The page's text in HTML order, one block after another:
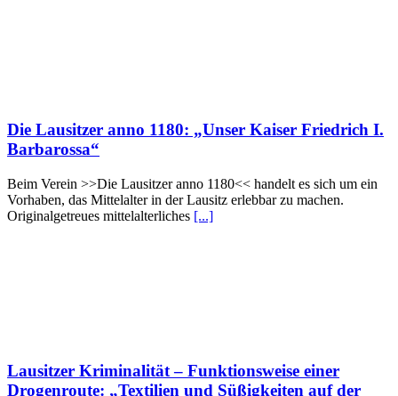
Die Lausitzer anno 1180: „Unser Kaiser Friedrich I.
Barbarossa“
Beim Verein >>Die Lausitzer anno 1180<< handelt es sich um ein
Vorhaben, das Mittelalter in der Lausitz erlebbar zu machen.
Originalgetreues mittelalterliches [...]
Lausitzer Kriminalität – Funktionsweise einer
Drogenroute: „Textilien und Süßigkeiten auf der